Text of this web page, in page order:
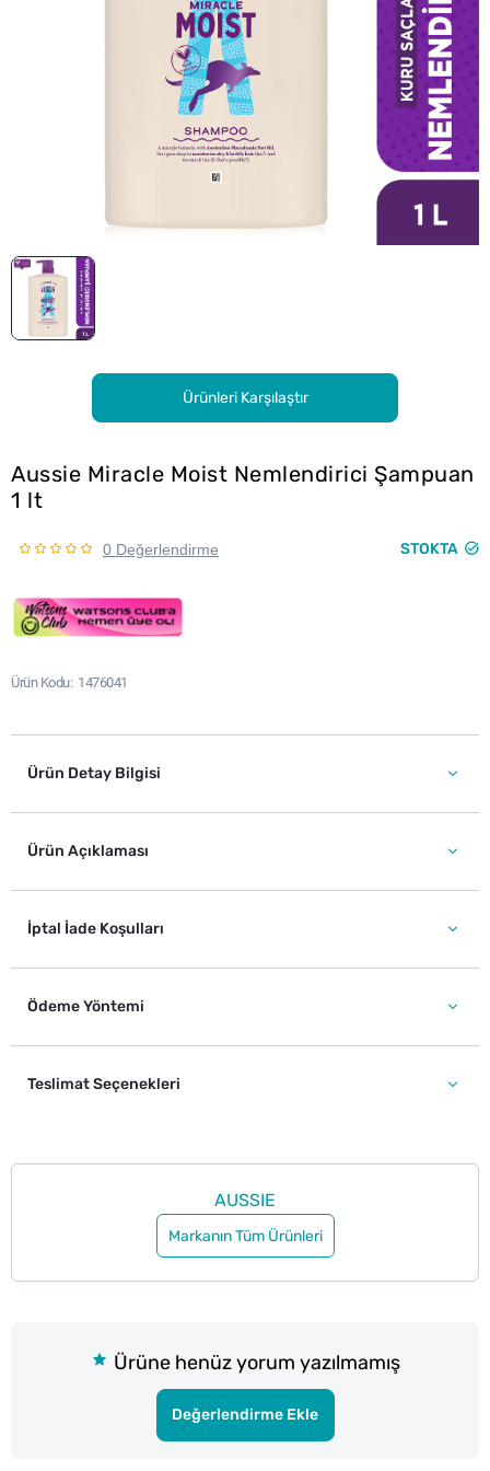
Ürünleri Karşılaştır
Aussie Miracle Moist Nemlendirici Şampuan
1 lt
0 Değerlendirme STOKTA
Ürün Kodu 1476041
Ürün Detay Bilgisi
Ürün Açıklaması
İptal İade Koşulları
Ödeme Yöntemi
Teslimat Seçenekleri
AUSSIE
Markanın Tüm Ürünleri
Ürüne henüz yorum yazılmamış
Değerlendirme Ekle